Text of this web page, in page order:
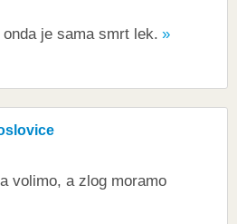
je sama smrt lek.
volimo, a zlog moramo